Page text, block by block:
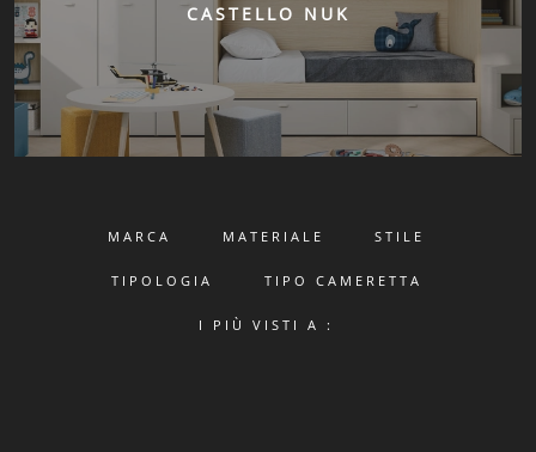
CASTELLO NUK
MARCA MATERIALE STILE
TIPOLOGIA TIPO CAMERETTA
I PIÙ VISTI A :